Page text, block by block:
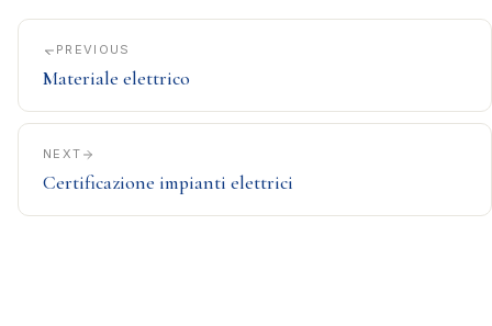
PREVIOUS
Materiale elettrico
NEXT
Certificazione impianti elettrici